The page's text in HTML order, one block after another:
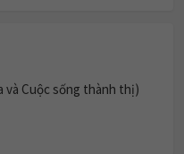
và Cuộc sống thành thị)